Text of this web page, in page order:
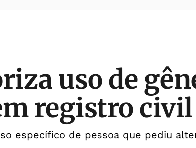
uso de
registro civil
específico de pessoa que pediu